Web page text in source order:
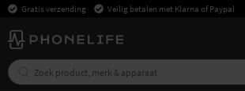
Gratis verzending Veilig betalen met Klarna of Paypal